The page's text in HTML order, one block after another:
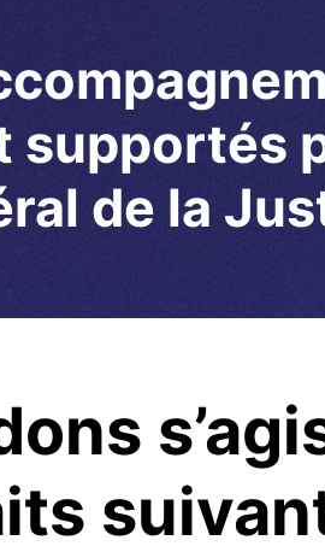
supportés
de la